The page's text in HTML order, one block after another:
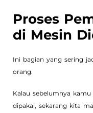
Proses
di Mesin
Ini bagian yang sering
orang.
Kalau sebelumnya
dipakai, sekarang kita